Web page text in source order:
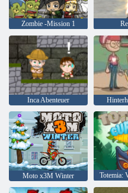
Zombie -Mission 1
Inca Abenteuer
Moto x3M Winter